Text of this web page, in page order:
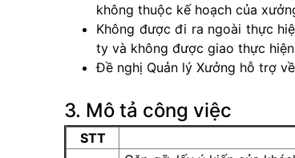
không thuộc kế hoạch của
Không được đi ra ngoài thực
ty và không được giao thực
Đề nghị Quản lý Xưởng hỗ trợ
3. Mô tả công việc
STT